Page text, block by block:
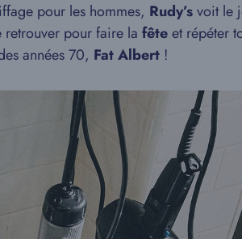
pour les hommes, Rudy’svoit le
retrouver pour faire la fêteet répéter
années 70, Fat Albert !